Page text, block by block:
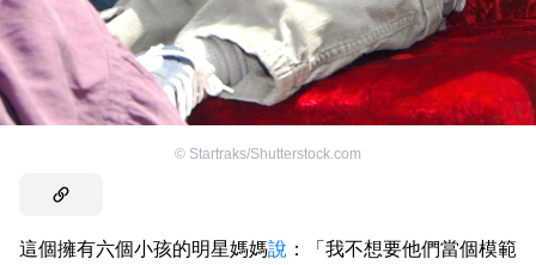
© Startraks/Shutterstock.com
這個擁有六個小孩的明星媽媽說 ：「我不想要他們當個模範